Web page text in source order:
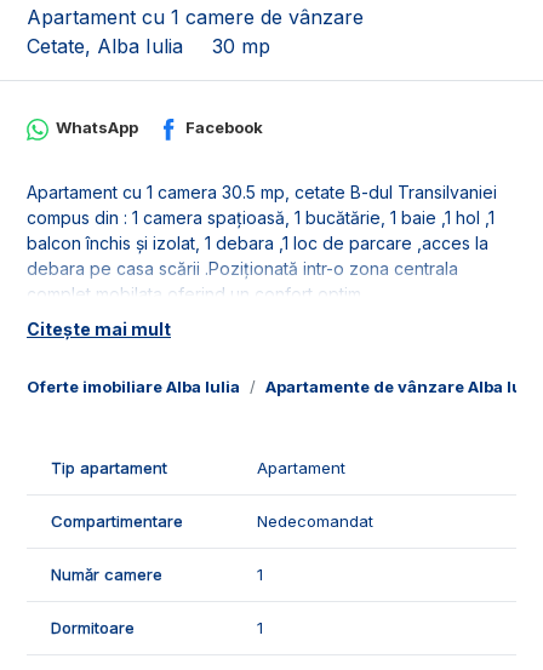
Apartament cu 1 camere de vânzare
Cetate, Alba Iulia
30 mp
Oferte imobiliare Alba Iulia Apartamente de vânzare Alba Iulia
WhatsApp Facebook
Apartament cu 1 camera 30.5 mp, cetate B-dul Transilvaniei
compus din : 1 camera spațioasă, 1 bucătărie, 1 baie ,1 hol ,1
balcon închis și izolat, 1 debara ,1 loc de parcare ,acces la
debara pe casa scării .Poziționată intr-o zona centrala
complet mobilata oferind un confort optim.
Citește mai mult
Tip apartament Apartament
Compartimentare Nedecomandat
Număr camere 1
Dormitoare 1